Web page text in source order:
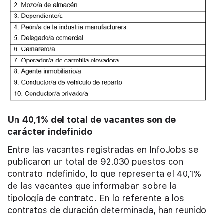
Un 40,1% del total de vacantes son de
carácter indefinido
Entre las vacantes registradas en InfoJobs se
publicaron un total de 92.030 puestos con
contrato indefinido, lo que representa el 40,1%
de las vacantes que informaban sobre la
tipología de contrato. En lo referente a los
contratos de duración determinada, han reunido